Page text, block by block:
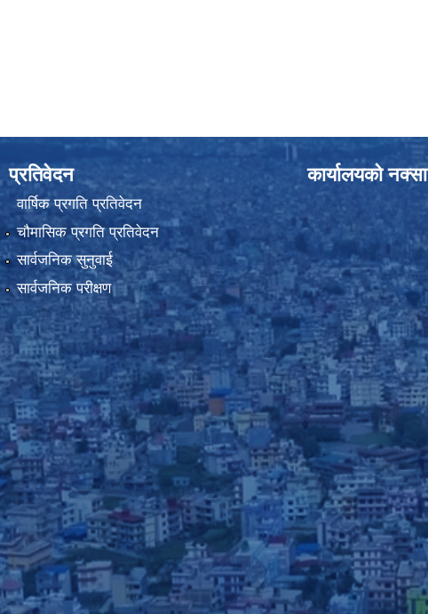
प्रतिवेदन
वार्षिक प्रगति प्रतिवेदन
चौमासिक प्रगति प्रतिवेदन
सार्वजनिक सुनुवाई
सार्वजनिक परीक्षण
कार्यालयको नक्सा